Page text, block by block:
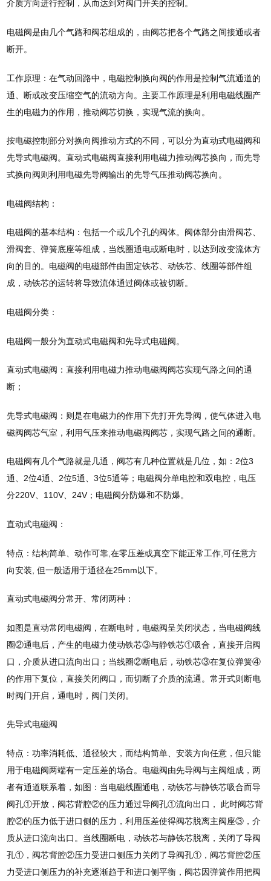
介质方向进行控制，从而达到对阀门开关的控制。
电磁阀是由几个气路和阀芯组成的，由阀芯把各个气路之间接通或者
断开。
工作原理：在气动回路中，电磁控制换向阀的作用是控制气流通道的
通、断或改变压缩空气的流动方向。主要工作原理是利用电磁线圈产
生的电磁力的作用，推动阀芯切换，实现气流的换向。
按电磁控制部分对换向阀推动方式的不同，可以分为直动式电磁阀和
先导式电磁阀。直动式电磁阀直接利用电磁力推动阀芯换向，而先导
式换向阀则利用电磁先导阀输出的先导气压推动阀芯换向。
电磁阀结构：
电磁阀的基本结构：包括一个或几个孔的阀体。阀体部分由滑阀芯、
滑阀套、弹簧底座等组成，当线圈通电或断电时，以达到改变流体方
向的目的。电磁阀的电磁部件由固定铁芯、动铁芯、线圈等部件组
成，动铁芯的运转将导致流体通过阀体或被切断。
电磁阀分类：
电磁阀一般分为直动式电磁阀和先导式电磁阀。
直动式电磁阀：直接利用电磁力推动电磁阀阀芯实现气路之间的通
断；
先导式电磁阀：则是在电磁力的作用下先打开先导阀，使气体进入电
磁阀阀芯气室，利用气压来推动电磁阀阀芯，实现气路之间的通断。
电磁阀有几个气路就是几通，阀芯有几种位置就是几位，如：2位3
通、2位4通、2位5通、3位5通等；电磁阀分单电控和双电控，电压
分220V、110V、24V；电磁阀分防爆和不防爆。
直动式电磁阀：
特点：结构简单、动作可靠,在零压差或真空下能正常工作,可任意方
向安装, 但一般适用于通径在25mm以下。
直动式电磁阀分常开、常闭两种：
如图是直动常闭电磁阀，在断电时，电磁阀呈关闭状态，当电磁阀线
圈②通电后，产生的电磁力使动铁芯③与静铁芯①吸合，直接开启阀
口，介质从进口流向出口；当线圈②断电后，动铁芯③在复位弹簧④
的作用下复位，直接关闭阀口，而切断了介质的流通。常开式则断电
时阀门开启，通电时，阀门关闭。
先导式电磁阀
特点：功率消耗低、通径较大，而结构简单、安装方向任意，但只能
用于电磁阀两端有一定压差的场合。电磁阀由先导阀与主阀组成，两
者有通道联系着，如图：当电磁线圈通电，动铁芯与静铁芯吸合而导
阀孔①开放，阀芯背腔②的压力通过导阀孔①流向出口， 此时阀芯背
腔②的压力低于进口侧的压力，利用压差使得阀芯脱离主阀座③，介
质从进口流向出口。当线圈断电，动铁芯与静铁芯脱离，关闭了导阀
孔①，阀芯背腔②压力受进口侧压力关闭了导阀孔①，阀芯背腔②压
力受进口侧压力的补充逐渐趋于和进口侧平衡，阀芯因弹簧作用把阀